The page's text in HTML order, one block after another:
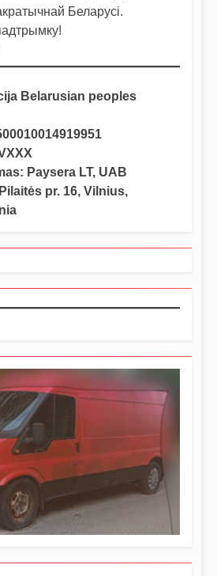
Беларусі.
Belarusian peoples
Paysera LT, UAB
pr. 16, Vilnius,